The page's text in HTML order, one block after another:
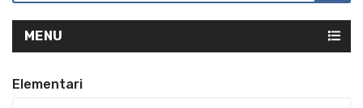
MENU
Elementari